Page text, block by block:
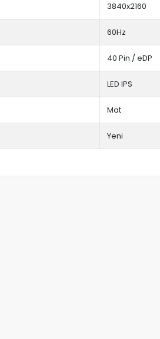
3840x2160
60Hz
40 Pin / eDP
LED IPS
Mat
Yeni